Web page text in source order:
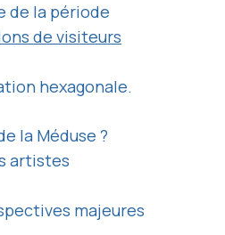
de la période
de visiteurs
hexagonale.
la Méduse ?
artistes
majeures